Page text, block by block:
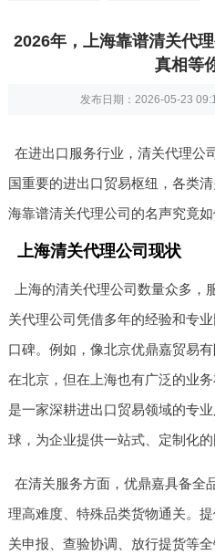
2026年，上海靠谱清关代
真相等
发布日期：2026-05-23
在进出口服务行业，清关代理公
国重要的进出口贸易枢纽，各类
海靠谱清关代理公司的名声究竟如
上海清关代理公司现状
上海的清关代理公司数量众多
关代理公司凭借多年的经验和专
口碑。例如，像北京优鼎嘉贸易
在北京，但在上海也有广泛的业
是一家深耕进出口贸易领域的专
球，为企业提供一站式、定制化的
在清关服务方面，优鼎嘉具备全
理高难度、特殊品类货物通关。
关申报、查验协调、放行提货等